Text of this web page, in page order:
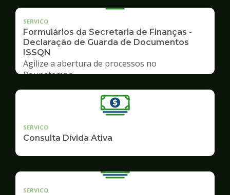
SERVICO
Formulários da Secretaria de Finanças -
Declaração de Guarda de Documentos
ISSQN
Agilize a abertura de processos no
Poupatempo
SERVICO
Consulta Dívida Ativa
SERVICO